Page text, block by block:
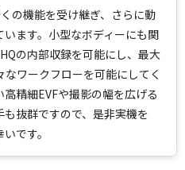
反する応募者の行為によって生じ
およびNikonを補償し、Vookおよび
意していただきます。
ライバシーポリシー及び応募規約、
ものとみなされます。
情報（氏名、住所、電話番号及び
という）は、Vookにおいて、本
イベント/各種キャンペーンのご案
の機能を受け継ぎ、さらに動
ます。小型なボディーにも関
の内部収録を可能にし、最大
ワークフローを可能にしてく
精細EVFや撮影の幅を広げる
抜群ですので、是非実機を
です。